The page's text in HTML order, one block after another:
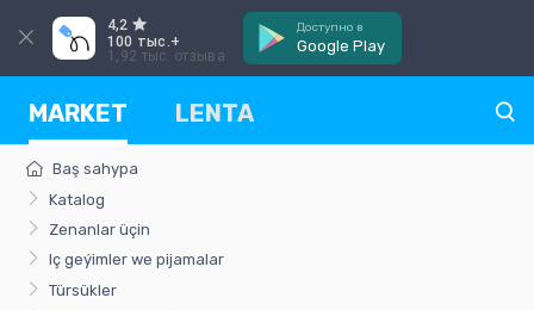
4,2
100 тыс.+
1,92 тыс. отзыва
Доступно в
Google Play
MARKET LENTA
Baş sahypa
Katalog
Zenanlar üçin
Iç geýimler we pijamalar
Türsükler